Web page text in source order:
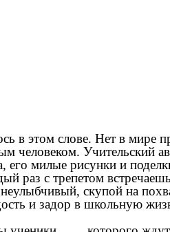
в этом слове. Нет в мире
Учительский
милые рисунки и
раз с трепетом
скупой на
и задор в школьную